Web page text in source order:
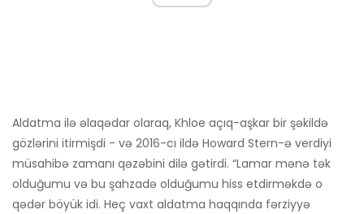
Aldatma ilə əlaqədar olaraq, Khloe açıq-aşkar bir şəkildə
gözlərini itirmişdi - və 2016-cı ildə Howard Stern-ə verdiyi
müsahibə zamanı qəzəbini dilə gətirdi. “Lamar mənə tək
olduğumu və bu şahzadə olduğumu hiss etdirməkdə o
qədər böyük idi. Heç vaxt aldatma haqqında fərziyyə